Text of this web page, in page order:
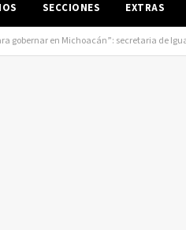
SECCIONES EXTRAS
gobernar en Michoacán”: secretaria de